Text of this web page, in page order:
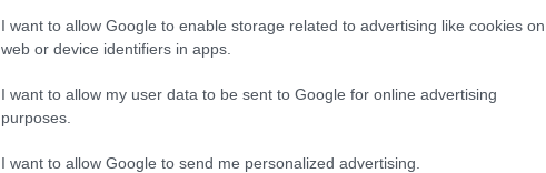
I want to allow Google to enable storage related to advertising like cookies on
web or device identifiers in apps.
I want to allow my user data to be sent to Google for online advertising
purposes.
I want to allow Google to send me personalized advertising.